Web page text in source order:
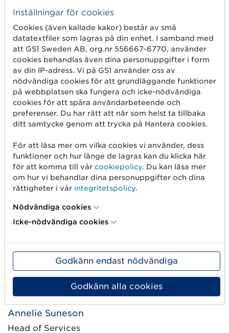
Johan Dahlgren
E:fornamn.efternamn@gs1.se
Annelie Suneson
Head of Services
Inställningar för cookies
Cookies (även kallade kakor) består av små
datatextfiler som lagras på din enhet. I samband med
att GS1 Sweden AB, org.nr 556667-6770, använder
cookies behandlas även dina personuppgifter i form
av din IP-adress. Vi på GS1 använder oss av
nödvändiga cookies för att grundläggande funktioner
på webbplatsen ska fungera och icke-nödvändiga
cookies för att spåra användarbeteende och
preferenser. Du har rätt att när som helst ta tillbaka
ditt samtycke genom att trycka på Hantera cookies.
För att läsa mer om vilka cookies vi använder, dess
funktioner och hur länge de lagras kan du klicka här
för att komma till vår cookiepolicy. Du kan läsa mer
om hur vi behandlar dina personuppgifter och dina
rättigheter i vår integritetspolicy.
Nödvändiga cookies
Icke-nödvändiga cookies
Godkänn endast nödvändiga
Godkänn alla cookies